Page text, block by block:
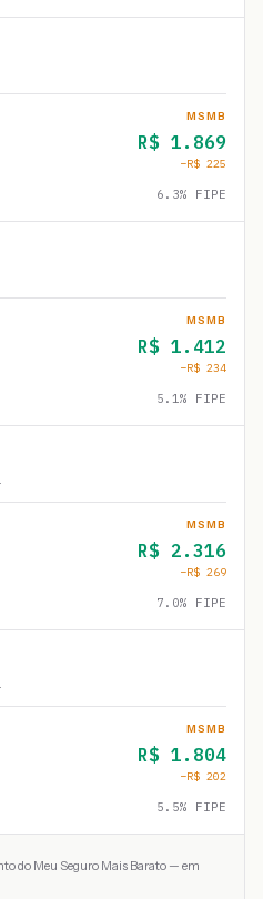
MSMB
R$ 1.869
−R$ 225
6.3% FIPE
MSMB
R$ 1.412
−R$ 234
5.1% FIPE
MSMB
R$ 2.316
−R$ 269
7.0% FIPE
MSMB
R$ 1.804
−R$ 202
5.5% FIPE
do Meu Seguro Mais Barato — em